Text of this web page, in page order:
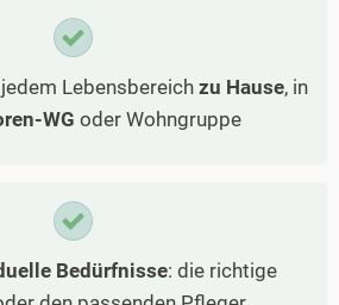
Lebensbereich zu Hause, in
WG oder Wohngruppe
Bedürfnisse: die richtige